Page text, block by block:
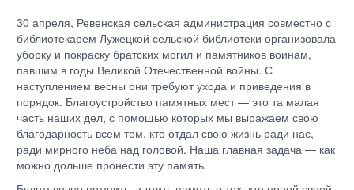
30 апреля, Ревенская сельская администрация совместно с
библиотекарем Лужецкой сельской библиотеки организовала
уборку и покраску братских могил и памятников воинам,
павшим в годы Великой Отечественной войны. С
наступлением весны они требуют ухода и приведения в
порядок. Благоустройство памятных мест — это та малая
часть наших дел, с помощью которых мы выражаем свою
благодарность всем тем, кто отдал свою жизнь ради нас,
ради мирного неба над головой. Наша главная задача — как
можно дольше пронести эту память.